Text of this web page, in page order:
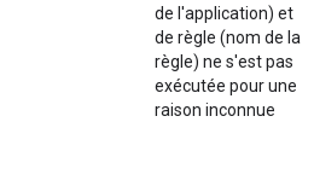
de l'application) et
de règle (nom de la
règle) ne s'est pas
exécutée pour une
raison inconnue